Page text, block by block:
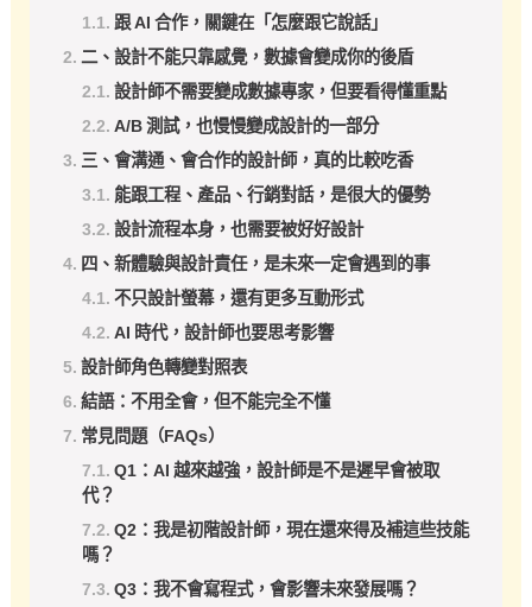
跟 AI 合作，關鍵在「怎麼跟它說話」
二、設計不能只靠感覺，數據會變成你的後盾
設計師不需要變成數據專家，但要看得懂重點
A/B 測試，也慢慢變成設計的一部分
三、會溝通、會合作的設計師，真的比較吃香
能跟工程、產品、行銷對話，是很大的優勢
設計流程本身，也需要被好好設計
四、新體驗與設計責任，是未來一定會遇到的事
不只設計螢幕，還有更多互動形式
AI 時代，設計師也要思考影響
設計師角色轉變對照表
結語：不用全會，但不能完全不懂
常見問題（FAQs）
Q1：AI 越來越強，設計師是不是遲早會被取
代？
Q2：我是初階設計師，現在還來得及補這些技能
嗎？
Q3：我不會寫程式，會影響未來發展嗎？